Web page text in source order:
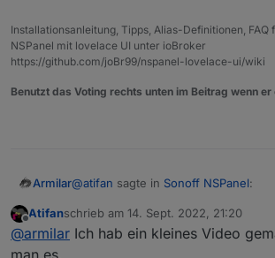
Installationsanleitung, Tipps, Alias-Definitionen, FAQ
NSPanel mit lovelace UI unter ioBroker
https://github.com/joBr99/nspanel-lovelace-ui/wiki
Benutzt das Voting rechts unten im Beitrag wenn
Armilar@atifan sagte in Sonoff NSPanel:
@ armilarsagte inSonoff NSPanel:
Offline
Atifanschrieb am 14. Sept. 2022, 21:20
zuletzt editiert von
@armilar Ich hab ein kleines Video
man es.